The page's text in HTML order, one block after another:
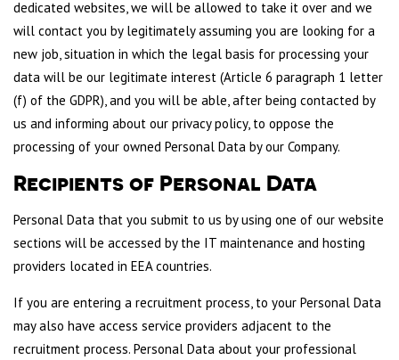
dedicated websites, we will be allowed to take it over and we
will contact you by legitimately assuming you are looking for a
new job, situation in which the legal basis for processing your
data will be our legitimate interest (Article 6 paragraph 1 letter
(f) of the GDPR), and you will be able, after being contacted by
us and informing about our privacy policy, to oppose the
processing of your owned Personal Data by our Company.
Recipients of Personal Data
Personal Data that you submit to us by using one of our website
sections will be accessed by the IT maintenance and hosting
providers located in EEA countries.
If you are entering a recruitment process, to your Personal Data
may also have access service providers adjacent to the
recruitment process. Personal Data about your professional